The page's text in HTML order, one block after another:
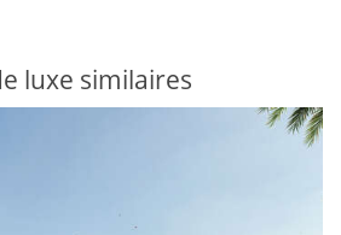
luxe similaires